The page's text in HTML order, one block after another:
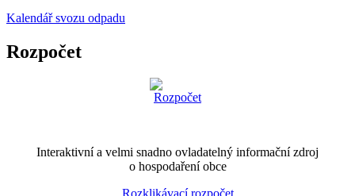
Kalendář svozu odpadu
Rozpočet
Interaktivní a velmi snadno ovladatelný informační zdroj
o hospodaření obce